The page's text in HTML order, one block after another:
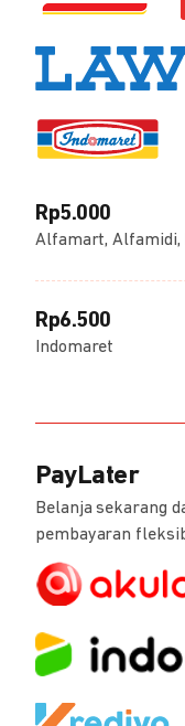
Rp5.000
Alfamart, Alfamidi,
Rp6.500
Indomaret
PayLater
Belanja sekarang
pembayaran